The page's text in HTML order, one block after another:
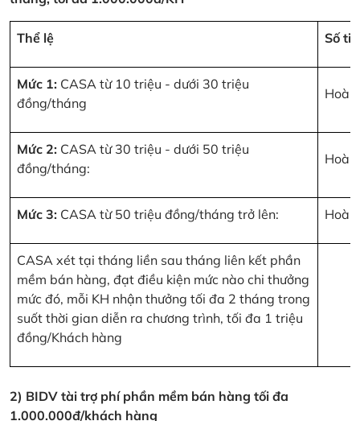
Thể lệ Số
Mức 1: CASA từ 10 triệu - dưới 30 triệu
đồng/tháng
Mức 2: CASA từ 30 triệu - dưới 50 triệu
đồng/tháng:
Mức 3: CASA từ 50 triệu đồng/tháng trở lên:
CASA xét tại tháng liền sau tháng liên kết phần
mềm bán hàng, đạt điều kiện mức nào chi thưởng
mức đó, mỗi KH nhận thưởng tối đa 2 tháng trong
suốt thời gian diễn ra chương trình, tối đa 1 triệu
đồng/Khách hàng
2) BIDV tài trợ phí phần mềm bán hàng tối đa
1.000.000đ/khách hàng